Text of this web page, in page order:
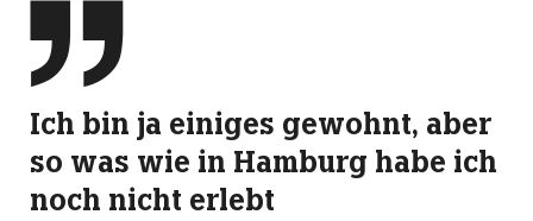

Ich bin ja einiges gewohnt, aber
so was wie in Hamburg habe ich
noch nicht erlebt